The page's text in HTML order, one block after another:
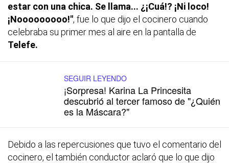
estar con una chica. Se llama... ¿¡Cuá!? ¡Ni loco!
¡Nooooooooo!", fue lo que dijo el cocinero cuando
celebraba su primer mes al aire en la pantalla de
Telefe.
SEGUIR LEYENDO
¡Sorpresa! Karina La Princesita
descubrió al tercer famoso de "¿Quién
es la Máscara?"
Debido a las repercusiones que tuvo el comentario del
cocinero, el también conductor aclaró que lo que dijo